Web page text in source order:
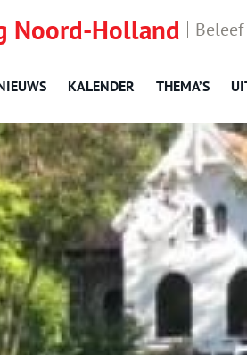
Noord-Holland
KALENDER THEMA’S